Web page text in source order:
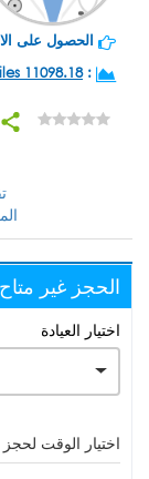
الحصول على
:
11098.18 Miles
الحجز غير متاح
اختيار العيادة
اختيار الوقت لحجز